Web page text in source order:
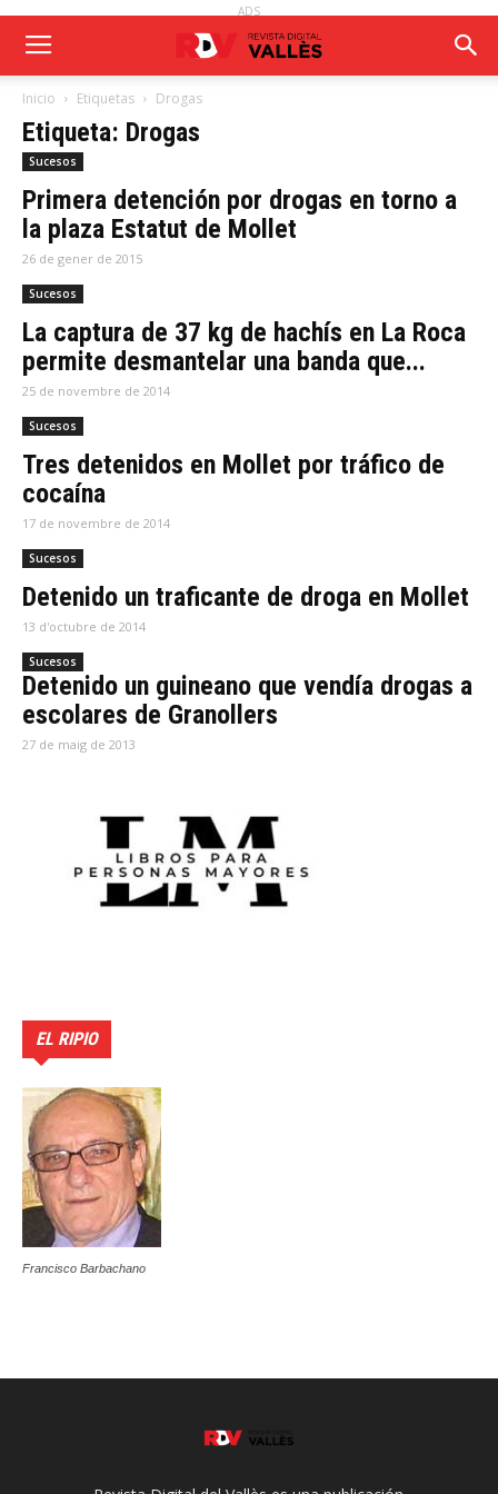
ADS
Inicio Etiquetas Drogas
Etiqueta: Drogas
Sucesos
Primera detención por drogas en torno a
la plaza Estatut de Mollet
26 de gener de 2015
Sucesos
La captura de 37 kg de hachís en La Roca
permite desmantelar una banda que...
25 de novembre de 2014
Sucesos
Tres detenidos en Mollet por tráfico de
cocaína
17 de novembre de 2014
Sucesos
Detenido un traficante de droga en Mollet
13 d'octubre de 2014
Sucesos
Detenido un guineano que vendía drogas a
escolares de Granollers
27 de maig de 2013
EL RIPIO
Francisco Barbachano